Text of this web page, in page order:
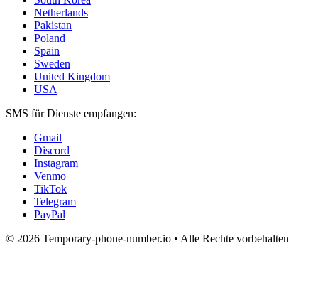
Netherlands
Pakistan
Poland
Spain
Sweden
United Kingdom
USA
SMS für Dienste empfangen:
Gmail
Discord
Instagram
Venmo
TikTok
Telegram
PayPal
© 2026 Temporary-phone-number.io • Alle Rechte vorbehalten